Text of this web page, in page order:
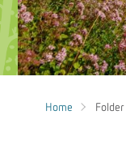
Home Folder